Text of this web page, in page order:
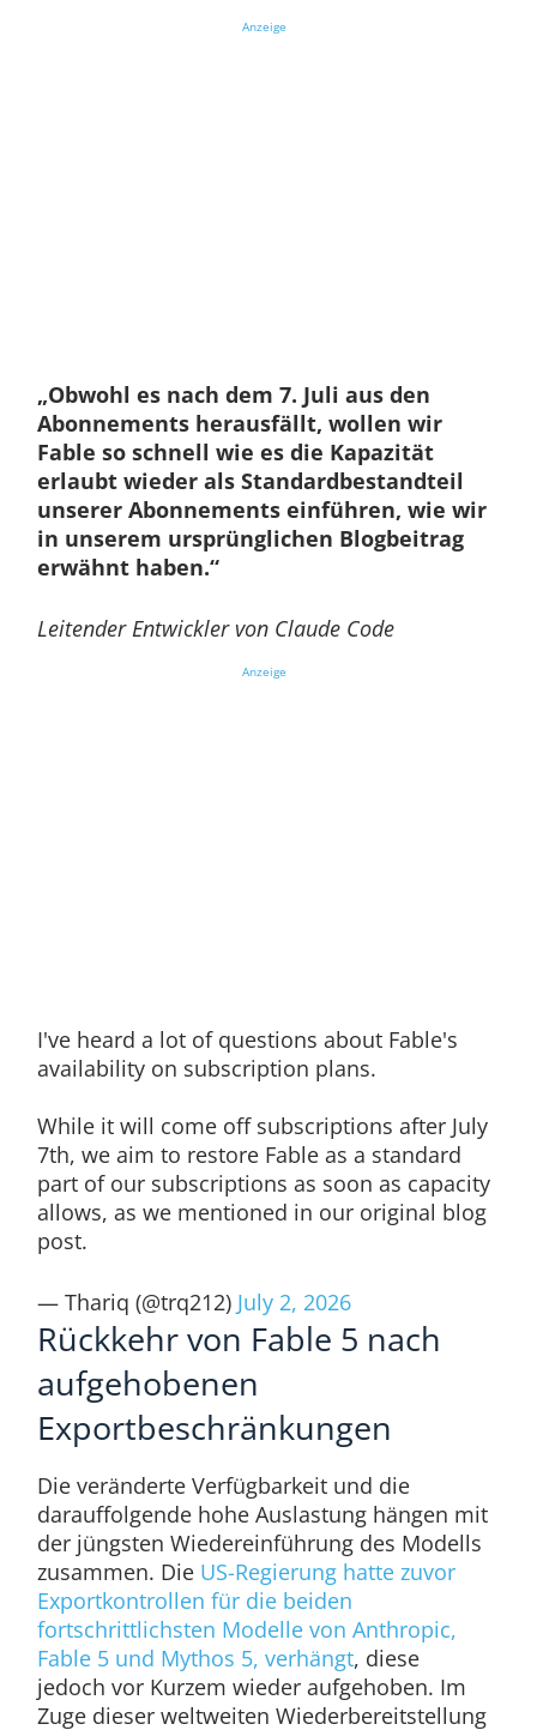
Anzeige
„Obwohl es nach dem 7. Juli aus den
Abonnements herausfällt, wollen wir
Fable so schnell wie es die Kapazität
erlaubt wieder als Standardbestandteil
unserer Abonnements einführen, wie wir
in unserem ursprünglichen Blogbeitrag
erwähnt haben.“
Leitender Entwickler von Claude Code
Anzeige
I've heard a lot of questions about Fable's
availability on subscription plans.
While it will come off subscriptions after July
7th, we aim to restore Fable as a standard
part of our subscriptions as soon as capacity
allows, as we mentioned in our original blog
post.
— Thariq (@trq212) July 2, 2026
Rückkehr von Fable 5 nach
aufgehobenen
Exportbeschränkungen
Die veränderte Verfügbarkeit und die
darauffolgende hohe Auslastung hängen mit
der jüngsten Wiedereinführung des Modells
zusammen. Die US-Regierung hatte zuvor
Exportkontrollen für die beiden
fortschrittlichsten Modelle von Anthropic,
Fable 5 und Mythos 5, verhängt, diese
jedoch vor Kurzem wieder aufgehoben. Im
Zuge dieser weltweiten Wiederbereitstellung